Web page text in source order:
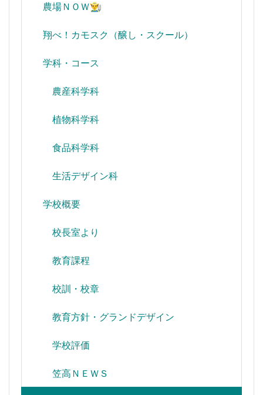
農場ＮＯＷ👨‍🌾
翔べ！カモスク（醸し・スクール）
学科・コース
農産科学科
植物科学科
食品科学科
生活デザイン科
学校概要
校長室より
教育課程
校訓・校章
教育方針・グランドデザイン
学校評価
笠高ＮＥＷＳ